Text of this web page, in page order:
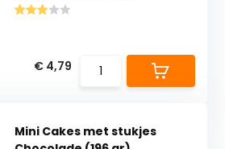
€ 4,79
Mini Cakes met stukjes